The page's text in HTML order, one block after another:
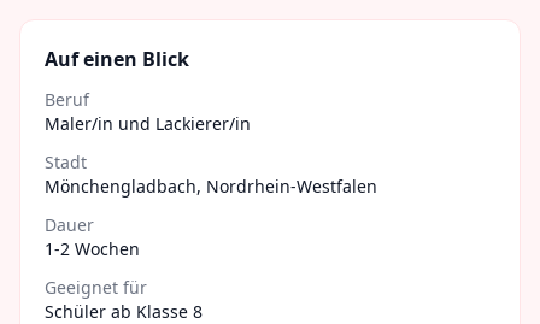
Auf einen Blick
Beruf
Maler/in und Lackierer/in
Stadt
Mönchengladbach, Nordrhein-Westfalen
Dauer
1-2 Wochen
Geeignet für
Schüler ab Klasse 8